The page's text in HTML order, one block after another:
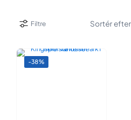
Filtre
-38%